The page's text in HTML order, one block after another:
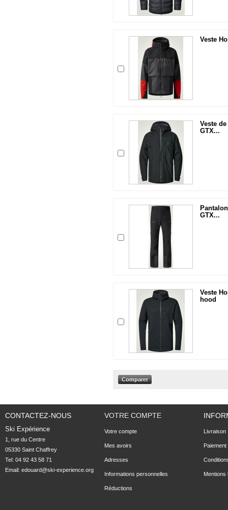
Veste
Veste
GTX...
GTX...
Veste
hood
CONTACTEZ-NOUS
Ski Expérience
1, rue du Centre
05330 Saint Chaffrey
Tel: 04 92 43 58 71
Email: edouard@ski-experience.org
VOTRE COMPTE
Votre compte
Mes avoirs
Adresses
Informations personnelles
Réductions
Livraison
Mentions